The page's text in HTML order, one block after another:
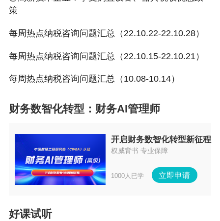
·未将全部账号向税务机关报送，在责令限期内改正还处罚
始年度
·土地使用证面积与出让协议约定面积不一致，按什么面积
按签订合同缴纳印花税后，结算时按5折成交，可否申请
退还
什么情况下存货类资产损失税前扣除需要留存公司领导出
·2021年被划分为小型企业，是否可以按小微企业申请留抵
策
每周热点纳税咨询问题汇总（22.10.22-22.10.28）
每周热点纳税咨询问题汇总（22.10.15-22.10.21）
每周热点纳税咨询问题汇总（10.08-10.14）
财务数智化转型：财务AI管理师
开启财务数智化转型新征程
权威背书 专业保障
1000人已学 立即申请
好课试听